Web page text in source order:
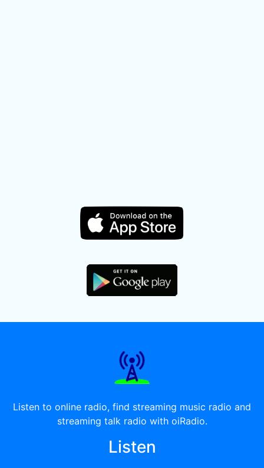
Listen to online radio, find streaming music radio and
streaming talk radio with oiRadio.
Listen